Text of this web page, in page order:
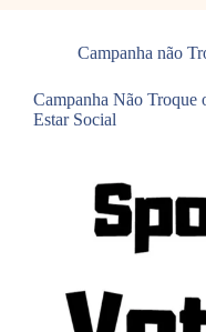
Campanha não
Campanha Não Troque
Estar Social